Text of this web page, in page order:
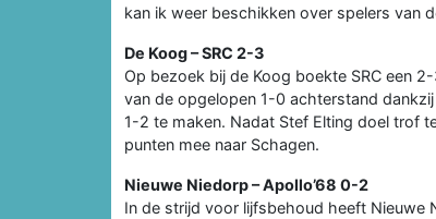
kan ik weer beschikken over spelers van
De Koog – SRC 2-3
Op bezoek bij de Koog boekte SRC een
van de opgelopen 1-0 achterstand
1-2 te maken. Nadat Stef Elting doel trof
punten mee naar Schagen.
Nieuwe Niedorp – Apollo’68 0-2
In de strijd voor lijfsbehoud heeft Nieuwe